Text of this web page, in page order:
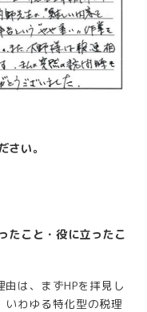
い。
たこと・役に立ったこ
は、まずHPを拝見し
いわゆる特化型の税理